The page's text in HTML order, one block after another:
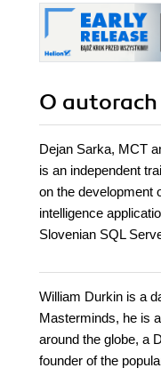
O autorach
Dejan Sarka, MCT
is an independent
on the development
intelligence
Slovenian SQL
William Durkin is a
Masterminds, he is
around the globe, a
founder of the